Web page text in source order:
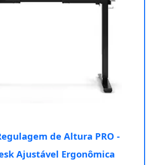
de Altura PRO -
Ajustável Ergonômica